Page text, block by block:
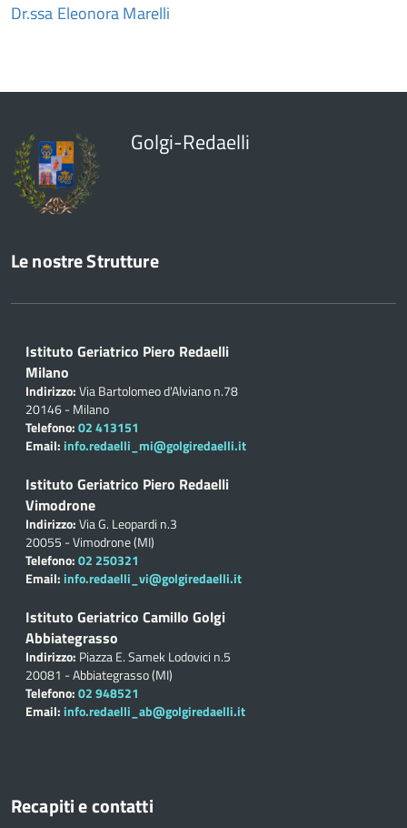
Dr.ssa Eleonora Marelli
Golgi-Redaelli
Le nostre Strutture
Istituto Geriatrico Piero Redaelli
Milano
Indirizzo:Via Bartolomeo d'Alviano n.78
20146 - Milano
Telefono:02 413151
Email: info.redaelli_mi@golgiredaelli.it
Istituto Geriatrico Piero Redaelli
Vimodrone
Indirizzo:Via G. Leopardi n.3
20055 - Vimodrone (MI)
Telefono:02 250321
Email: info.redaelli_vi@golgiredaelli.it
Istituto Geriatrico Camillo Golgi
Abbiategrasso
Indirizzo: Piazza E. Samek Lodovici n.5
20081 - Abbiategrasso (MI)
Telefono:02 948521
Email: info.redaelli_ab@golgiredaelli.it
Recapiti e contatti